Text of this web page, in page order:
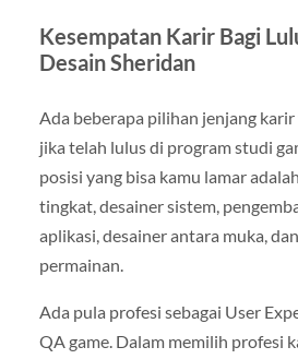
Kesempatan Karir Bagi
Desain Sheridan
Ada beberapa pilihan jenjang
jika telah lulus di program studi
posisi yang bisa kamu lamar
tingkat, desainer sistem,
aplikasi, desainer antara muka,
permainan.
Ada pula profesi sebagai User
QA game. Dalam memilih profesi